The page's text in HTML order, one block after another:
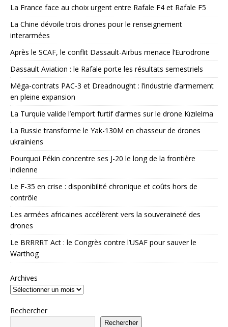
La France face au choix urgent entre Rafale F4 et Rafale F5
La Chine dévoile trois drones pour le renseignement
interarmées
Après le SCAF, le conflit Dassault-Airbus menace l’Eurodrone
Dassault Aviation : le Rafale porte les résultats semestriels
Méga-contrats PAC-3 et Dreadnought : l’industrie d’armement
en pleine expansion
La Turquie valide l’emport furtif d’armes sur le drone Kızılelma
La Russie transforme le Yak-130M en chasseur de drones
ukrainiens
Pourquoi Pékin concentre ses J-20 le long de la frontière
indienne
Le F-35 en crise : disponibilité chronique et coûts hors de
contrôle
Les armées africaines accélèrent vers la souveraineté des
drones
Le BRRRRT Act : le Congrès contre l’USAF pour sauver le
Warthog
Archives
Rechercher
Rechercher